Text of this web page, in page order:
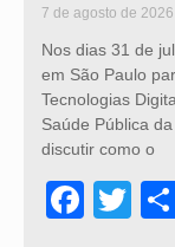
7 de agosto de 2026
Nos dias 31 de
em São Paulo
Tecnologias
Saúde Pública
discutir como o